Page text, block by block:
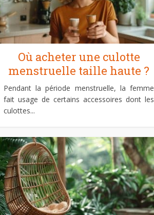
Où acheter une culotte
menstruelle taille haute ?
Pendant la période menstruelle, la femme
fait usage de certains accessoires dont les
culottes...